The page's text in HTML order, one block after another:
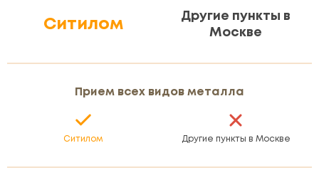
Ситилом
Другие пункты в
Москве
Прием всех видов металла
Ситилом Другие пункты в Москве